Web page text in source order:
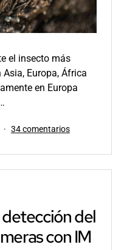
el insecto más
Europa, África
en Europa
34 comentariosen
método
más
al
picudo
rojo
del
con IM